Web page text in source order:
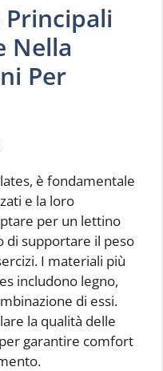
Nella
Per
è fondamentale
e la loro
per un lettino
di supportare il peso
I materiali più
includono legno,
di essi.
la qualità delle
garantire comfort